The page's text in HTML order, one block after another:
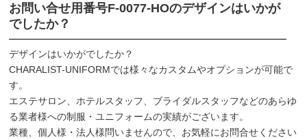
お問い合せ用番号F-0077-HOのデザインはいかが
でしたか？
デザインはいかがでしたか？
CHARALIST-UNIFORMでは様々なカスタムやオプションが可能で
す。
エステサロン、ホテルスタッフ、ブライダルスタッフなどのあらゆ
る業者様への制服・ユニフォームの実績がございます。
業種、個人様・法人様問いませんので、お気軽にお問合せください